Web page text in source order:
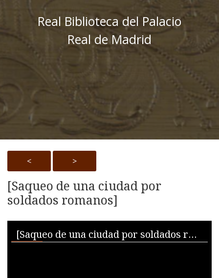
Real Biblioteca del Palacio
Real de Madrid
< >
[Saqueo de una ciudad por
soldados romanos]
Media Viewer [Saqueo de una ciudad por soldados romanos]